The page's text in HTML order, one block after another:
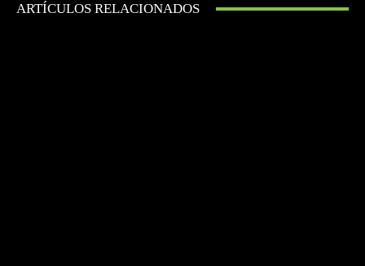
ARTÍCULOS RELACIONADOS